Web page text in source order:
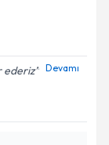
ederiz Devamı